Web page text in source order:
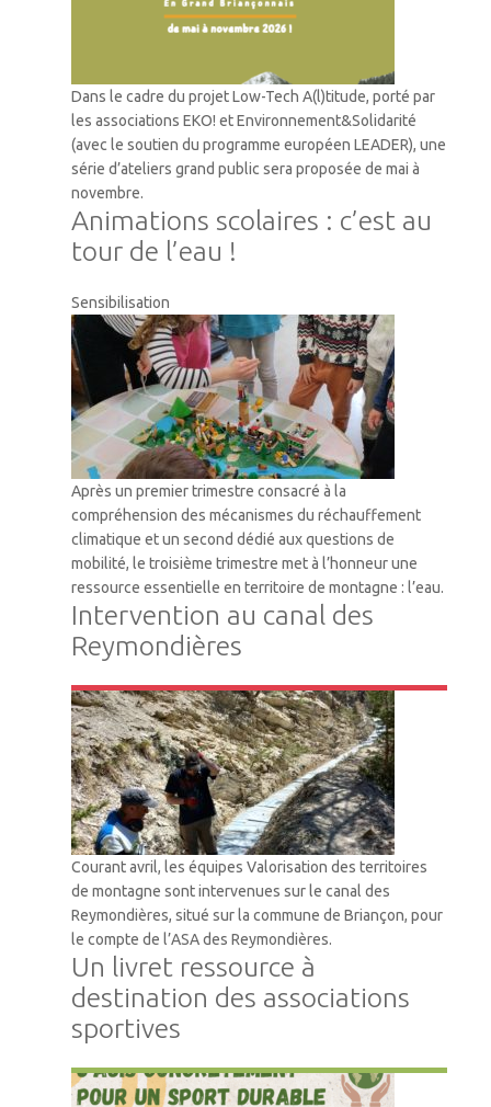
Dans le cadre du projet Low-Tech A(l)titude, porté par
les associations EKO! et Environnement&Solidarité
(avec le soutien du programme européen LEADER), une
série d’ateliers grand public sera proposée de mai à
novembre.
Animations scolaires : c’est au
tour de l’eau !
Sensibilisation
Après un premier trimestre consacré à la
compréhension des mécanismes du réchauffement
climatique et un second dédié aux questions de
mobilité, le troisième trimestre met à l’honneur une
ressource essentielle en territoire de montagne : l’eau.
Intervention au canal des
Reymondières
VTM
Courant avril, les équipes Valorisation des territoires
de montagne sont intervenues sur le canal des
Reymondières, situé sur la commune de Briançon, pour
le compte de l’ASA des Reymondières.
Un livret ressource à
destination des associations
sportives
Accompagnement